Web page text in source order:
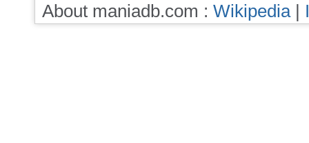
About maniadb.com : Wikipedia|